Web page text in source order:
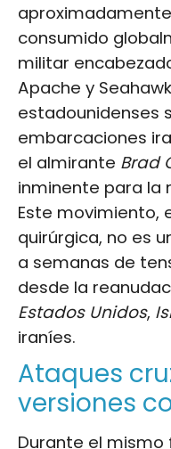
consumido
militar
Apache y
estadounidenses
embarcaciones
el almirante Brad
inminente para la
Este movimiento,
quirúrgica, no es
a semanas de
desde la
Estados Unidos,
iraníes.
Ataques
versiones
Durante el mismo